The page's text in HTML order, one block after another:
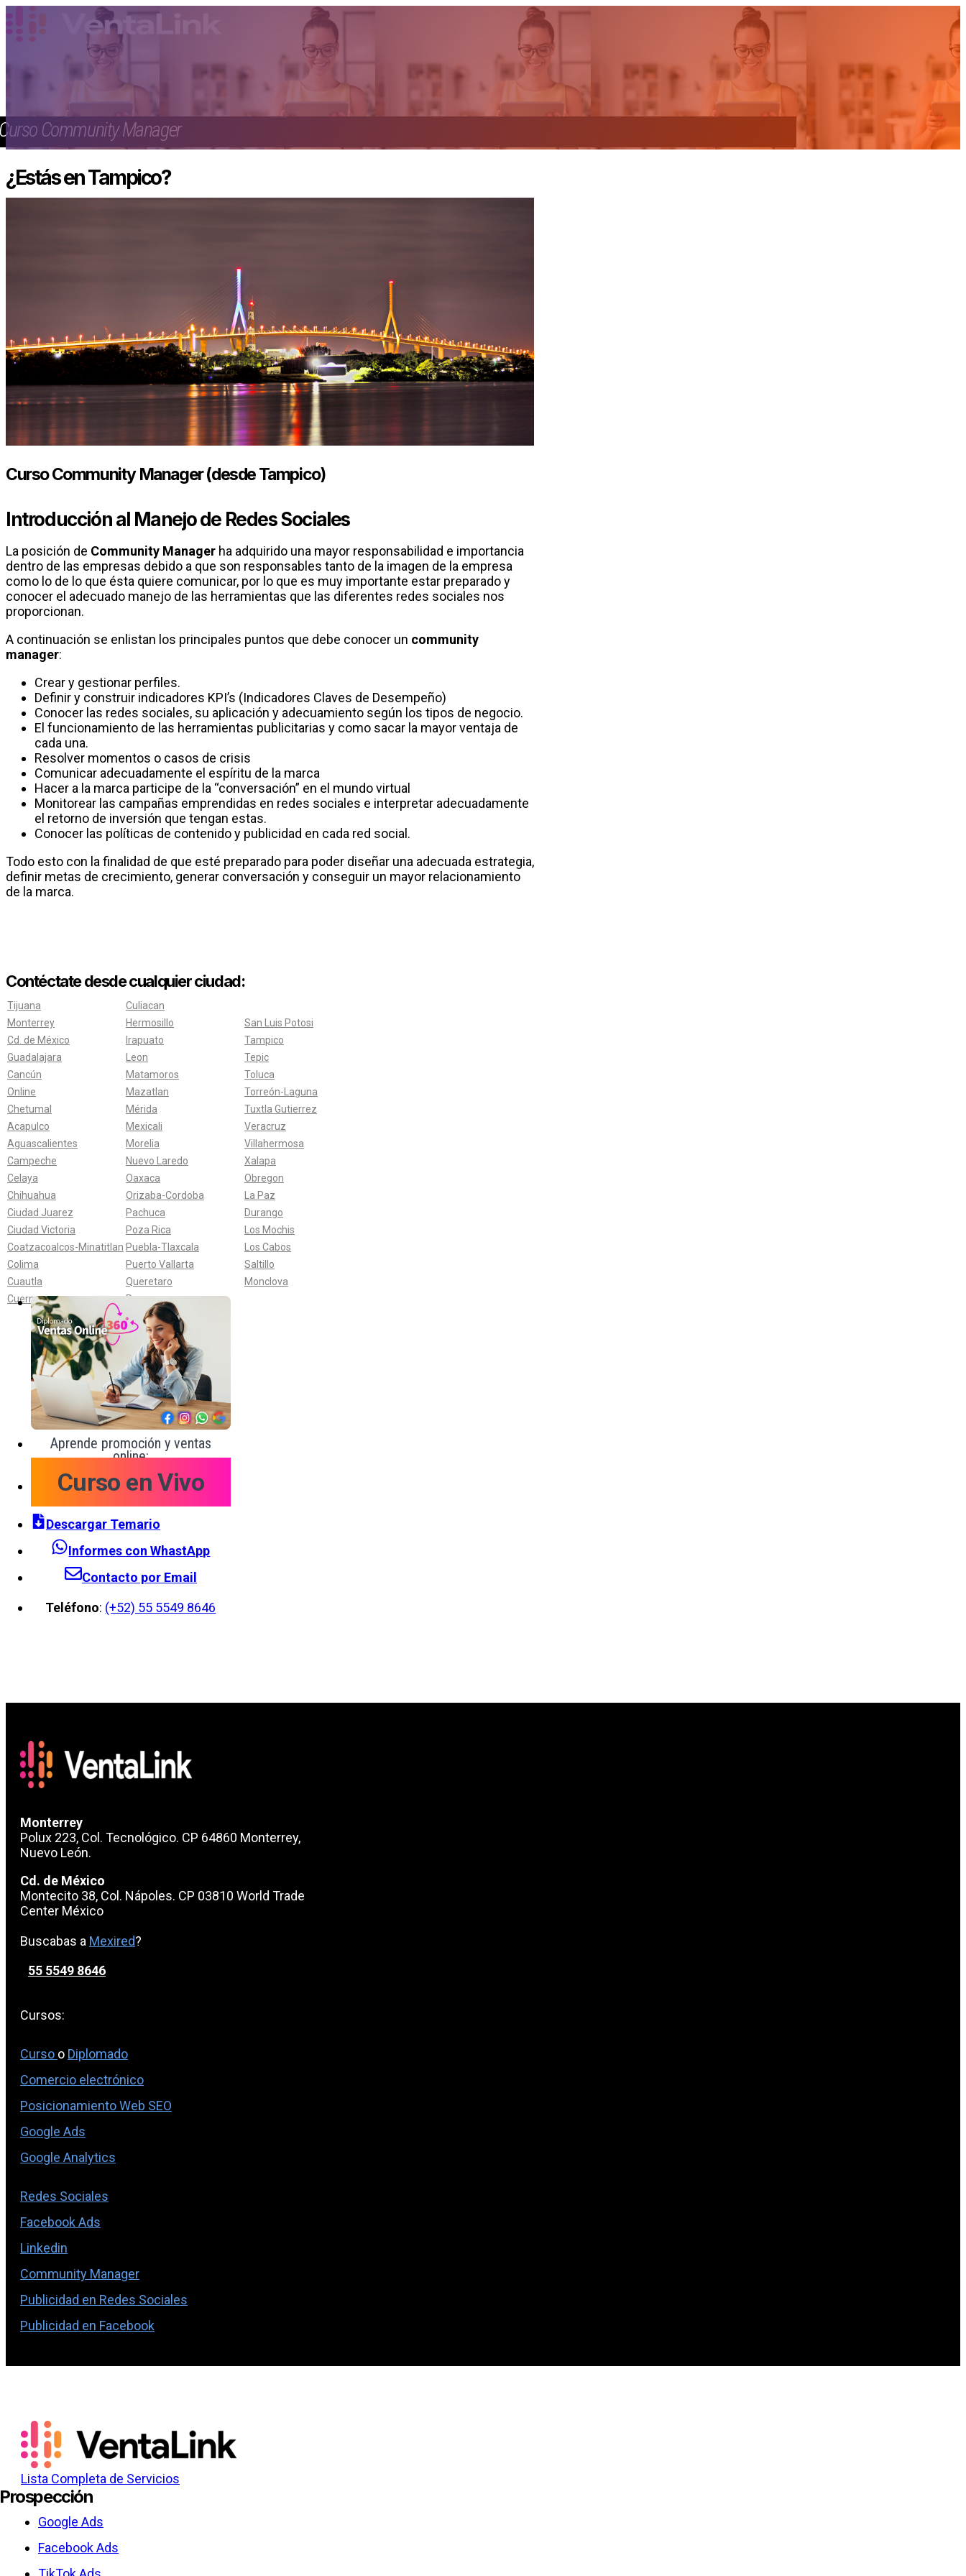
Community Manager
¿Estás en Tampico?
Curso Community Manager (desde Tampico)
Introducción al Manejo de Redes Sociales
La posición de Community Manager ha adquirido una mayor responsabilidad e importancia
dentro de las empresas debido a que son responsables tanto de la imagen de la empresa
como lo de lo que ésta quiere comunicar, por lo que es muy importante estar preparado y
conocer el adecuado manejo de las herramientas que las diferentes redes sociales nos
proporcionan.
A continuación se enlistan los principales puntos que debe conocer un community
manager:
Crear y gestionar perfiles.
Definir y construir indicadores KPI’s (Indicadores Claves de Desempeño)
Conocer las redes sociales, su aplicación y adecuamiento según los tipos de negocio.
El funcionamiento de las herramientas publicitarias y como sacar la mayor ventaja de
cada una.
Resolver momentos o casos de crisis
Comunicar adecuadamente el espíritu de la marca
Hacer a la marca participe de la “conversación” en el mundo virtual
Monitorear las campañas emprendidas en redes sociales e interpretar adecuadamente
el retorno de inversión que tengan estas.
Conocer las políticas de contenido y publicidad en cada red social.
Todo esto con la finalidad de que esté preparado para poder diseñar una adecuada estrategia,
definir metas de crecimiento, generar conversación y conseguir un mayor relacionamiento
de la marca.
Contéctate desde cualquier ciudad:
Tijuana
Monterrey
Cd. de México
Guadalajara
Cancún
Online
Chetumal
Acapulco
Aguascalientes
Campeche
Celaya
Chihuahua
Ciudad Juarez
Ciudad Victoria
Coatzacoalcos-Minatitlan
Colima
Cuautla
Cuernavaca
Culiacan
Hermosillo
Irapuato
Leon
Matamoros
Mazatlan
Mérida
Mexicali
Morelia
Nuevo Laredo
Oaxaca
Orizaba-Cordoba
Pachuca
Poza Rica
Puebla-Tlaxcala
Puerto Vallarta
Queretaro
Reynosa
San Luis Potosi
Tampico
Tepic
Toluca
Torreón-Laguna
Tuxtla Gutierrez
Veracruz
Villahermosa
Xalapa
Obregon
La Paz
Durango
Los Mochis
Los Cabos
Saltillo
Monclova
Aprende promoción y ventas
online:
Curso en Vivo
Descargar Temario
Informes con WhastApp
Contacto por Email
Teléfono: (+52) 55 5549 8646
Monterrey
Polux 223, Col. Tecnológico. CP 64860 Monterrey,
Nuevo León.
Cd. de México
Montecito 38, Col. Nápoles. CP 03810 World Trade
Center México
Buscabas a Mexired?
55 5549 8646
Cursos:
Curso o Diplomado
Comercio electrónico
Posicionamiento Web SEO
Google Ads
Google Analytics
Redes Sociales
Facebook Ads
Linkedin
Community Manager
Publicidad en Redes Sociales
Publicidad en Facebook
Lista Completa de Servicios
Prospección
Google Ads
Facebook Ads